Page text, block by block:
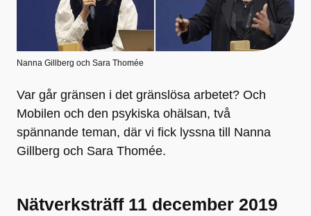
Nanna Gillberg och Sara Thomée
Var går gränsen i det gränslösa arbetet? Och
Mobilen och den psykiska ohälsan, två
spännande teman, där vi fick lyssna till Nanna
Gillberg och Sara Thomée.
Nätverksträff 11 december 2019